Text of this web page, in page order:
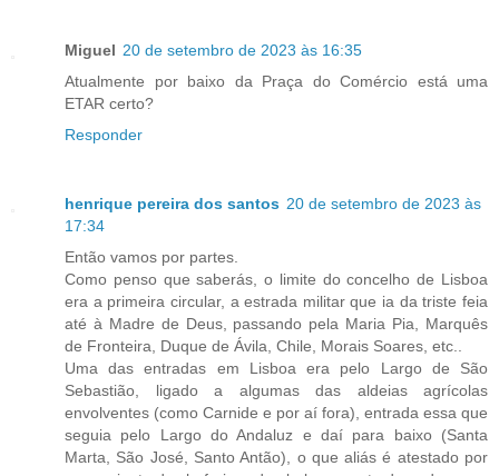
Miguel 20 de setembro de 2023 às 16:35
Atualmente por baixo da Praça do Comércio está uma
ETAR certo?
Responder
henrique pereira dos santos 20 de setembro de 2023 às
17:34
Então vamos por partes.
Como penso que saberás, o limite do concelho de Lisboa
era a primeira circular, a estrada militar que ia da triste feia
até à Madre de Deus, passando pela Maria Pia, Marquês
de Fronteira, Duque de Ávila, Chile, Morais Soares, etc..
Uma das entradas em Lisboa era pelo Largo de São
Sebastião, ligado a algumas das aldeias agrícolas
envolventes (como Carnide e por aí fora), entrada essa que
seguia pelo Largo do Andaluz e daí para baixo (Santa
Marta, São José, Santo Antão), o que aliás é atestado por